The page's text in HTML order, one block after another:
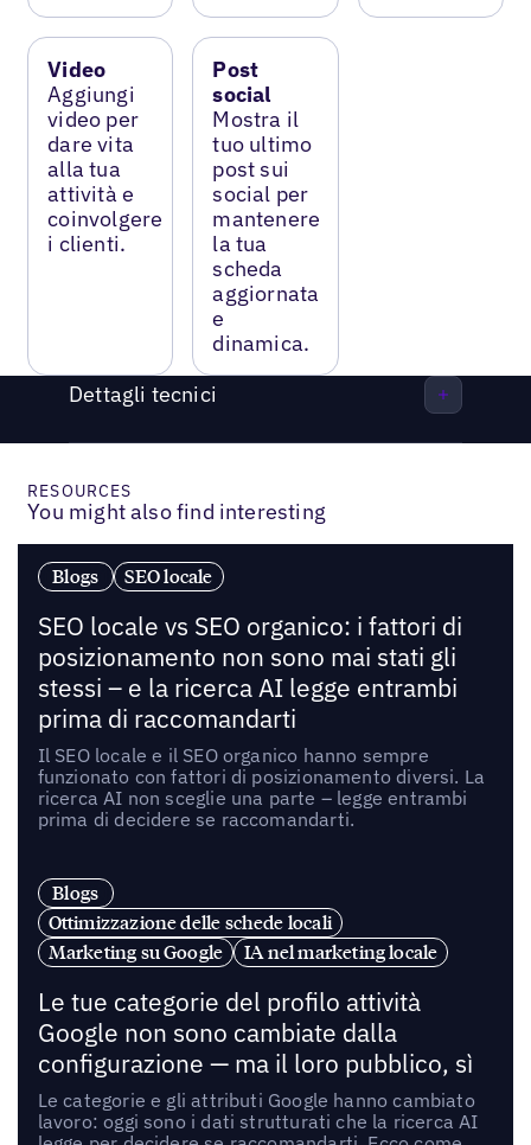
Video
Aggiungi
video per
dare vita
alla tua
attività e
coinvolgere
i clienti.
Post
social
Mostra il
tuo ultimo
post sui
social per
mantenere
la tua
scheda
aggiornata
e
dinamica.
Dettagli tecnici
RESOURCES
You might also find interesting
Blogs SEO locale
SEO locale vs SEO organico: i fattori di
posizionamento non sono mai stati gli
stessi – e la ricerca AI legge entrambi
prima di raccomandarti
Il SEO locale e il SEO organico hanno sempre
funzionato con fattori di posizionamento diversi. La
ricerca AI non sceglie una parte – legge entrambi
prima di decidere se raccomandarti.
Blogs
Ottimizzazione delle schede locali
Marketing su Google
IA nel marketing locale
Le tue categorie del profilo attività
Google non sono cambiate dalla
configurazione — ma il loro pubblico, sì
Le categorie e gli attributi Google hanno cambiato
lavoro: oggi sono i dati strutturati che la ricerca AI